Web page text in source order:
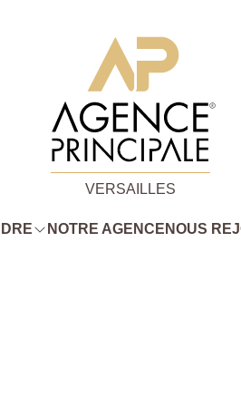
VERSAILLES
NOTRE AGENCE NOUS